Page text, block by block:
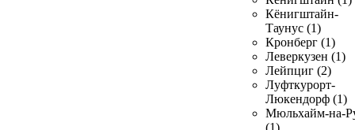
Кёнигштайн-
Таунус (1)
Кронберг (1)
Леверкузен (1)
Лейпциг (2)
Луфткурорт-
Люкендорф (1)
Мюльхайм-на-
(1)